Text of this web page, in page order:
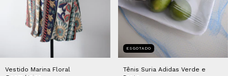
Vestido Marina Floral
ESGOTADO
Tênis Suria Adidas Verde e